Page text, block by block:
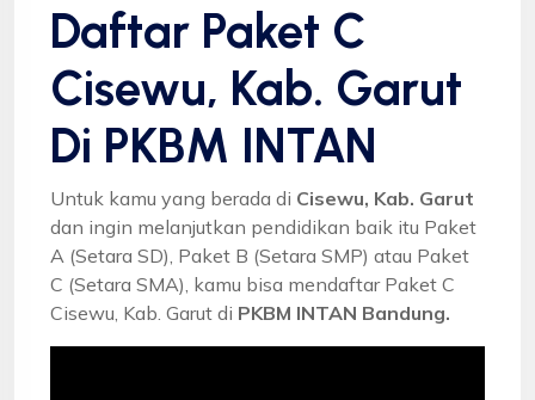
Daftar Paket C
Cisewu, Kab. Garut
Di PKBM INTAN
Untuk kamu yang berada di Cisewu, Kab. Garut
dan ingin melanjutkan pendidikan baik itu Paket
A (Setara SD), Paket B (Setara SMP) atau Paket
C (Setara SMA), kamu bisa mendaftar Paket C
Cisewu, Kab. Garut di PKBM INTAN Bandung.